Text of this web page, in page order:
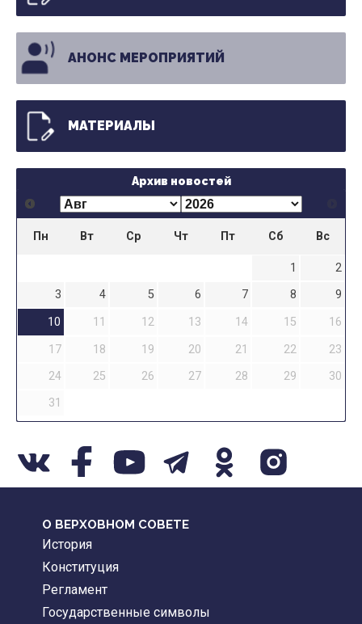
АНОНС МЕРОПРИЯТИЙ
МАТЕРИАЛЫ
Архив новостей
Пн Вт Ср Чт Пт Сб Вс
1
2
3
4 5 6 7 8
9
10
11 12 13 14 15
16
17
18 19 20 21 22
23
24
25 26 27 28 29
30
31
О ВЕРХОВНОМ СОВЕТЕ
История
Конституция
Регламент
Государственные символы